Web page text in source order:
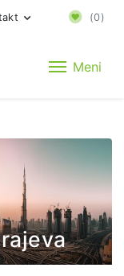
(0)
Meni